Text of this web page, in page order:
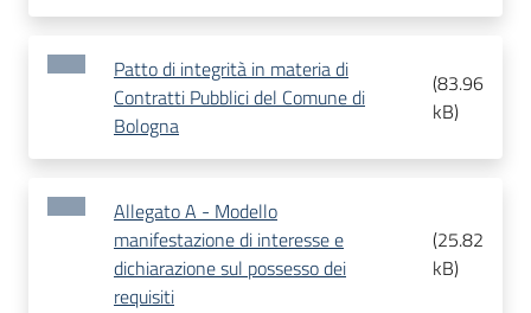
Patto di integrità in materia di
Contratti Pubblici del Comune di
Bologna
(83.96
kB)
Allegato A - Modello
manifestazione di interesse e
dichiarazione sul possesso dei
requisiti
(25.82
kB)